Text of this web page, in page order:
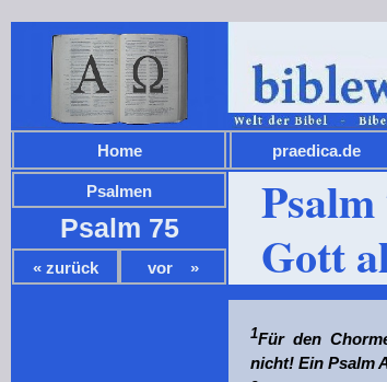
Home praedica.de
Psalmen
Psalm 75
« zurück vor »
Gott
1Für den
nicht! Ein Psalm